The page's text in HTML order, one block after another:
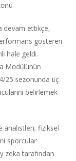
devam ettikçe,
gösteren
hale geldi.
Modülünün
25 sezonunda üç
belirlemek
analistleri, fiziksel
sporcular
zeka tarafından